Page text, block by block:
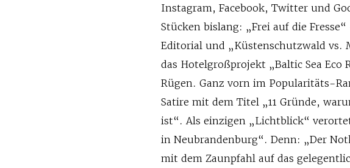
Instagram, Facebook, Twitter und
Stücken bislang: „Frei auf die
Editorial und „Küstenschutzwald vs.
das Hotelgroßprojekt „Baltic Sea Eco
Rügen. Ganz vorn im Popularitäts-
Satire mit dem Titel „11 Gründe,
ist“. Als einzigen „Lichtblick“
in Neubrandenburg“. Denn: „Der
mit dem Zaunpfahl auf das